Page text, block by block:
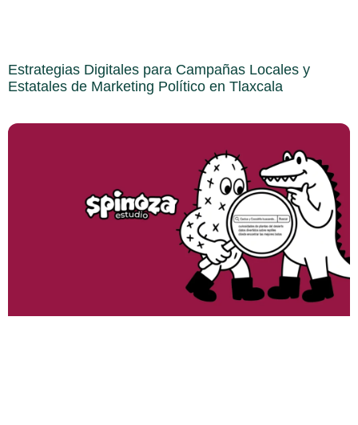
Estrategias Digitales para Campañas Locales y
Estatales de Marketing Político en Tlaxcala